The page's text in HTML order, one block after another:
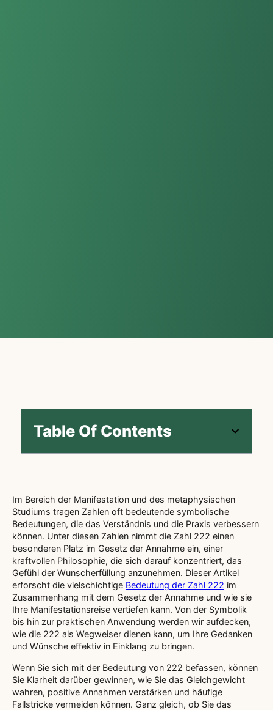
Table Of Contents
Im Bereich der Manifestation und des metaphysischen
Studiums tragen Zahlen oft bedeutende symbolische
Bedeutungen, die das Verständnis und die Praxis verbessern
können. Unter diesen Zahlen nimmt die Zahl 222 einen
besonderen Platz im Gesetz der Annahme ein, einer
kraftvollen Philosophie, die sich darauf konzentriert, das
Gefühl der Wunscherfüllung anzunehmen. Dieser Artikel
erforscht die vielschichtige Bedeutung der Zahl 222 im
Zusammenhang mit dem Gesetz der Annahme und wie sie
Ihre Manifestationsreise vertiefen kann. Von der Symbolik
bis hin zur praktischen Anwendung werden wir aufdecken,
wie die 222 als Wegweiser dienen kann, um Ihre Gedanken
und Wünsche effektiv in Einklang zu bringen.
Wenn Sie sich mit der Bedeutung von 222 befassen, können
Sie Klarheit darüber gewinnen, wie Sie das Gleichgewicht
wahren, positive Annahmen verstärken und häufige
Fallstricke vermeiden können. Ganz gleich, ob Sie das